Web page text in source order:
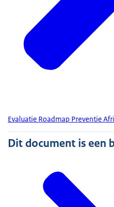
Evaluatie Roadmap Preventie
Dit document is een